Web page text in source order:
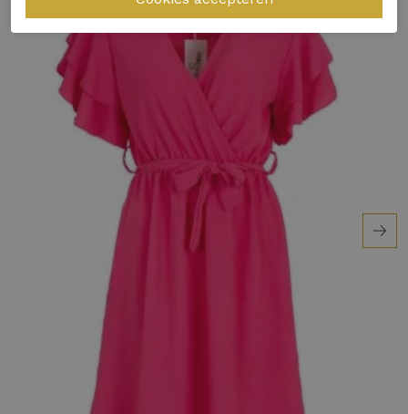
Veelgestelde vraag: Is deze jurk geschikt voor
dagelijks gebruik en welk seizoen?
Ja, deze jurk is perfect voor dagelijks gebruik
tijdens de zomermaanden in Nederland.
Combineer met sandalen voor een casual look of
hakken voor een avondje uit.
Ontdek het zelf en voeg een vleugje kleur toe
aan je zomergarderobe!